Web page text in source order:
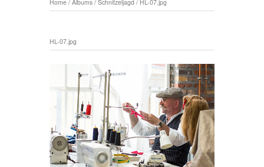
Home / Albums / Schnitzeljagd / HL-07.jpg
HL-07.jpg